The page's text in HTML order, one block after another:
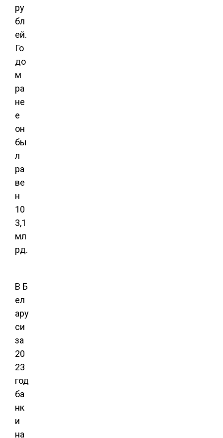
ру
бл
ей.
Го
до
м
ра
не
е
он
бы
л
ра
ве
н
10
3,1
мл
рд.
В Б
ел
ару
си
за
20
23
год
ба
нк
и
на